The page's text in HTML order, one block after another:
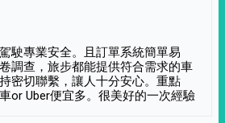
駛專業安全。且訂單系統簡單易
調查，旅步都能提供符合需求的車
密切聯繫，讓人十分安心。重點
or Uber便宜多。很美好的一次經驗